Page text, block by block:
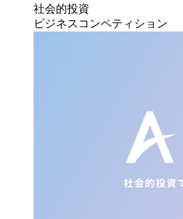
社会的投資
ビジネスコンペティション